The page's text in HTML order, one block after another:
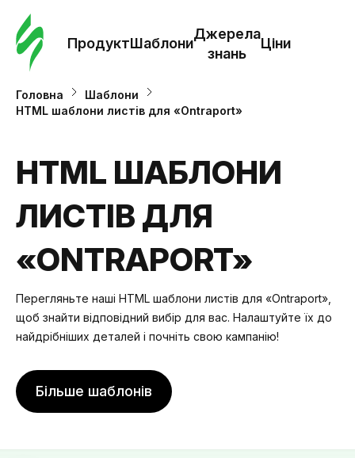
ПродуктШаблони
Джерела
знань
Ціни
Головна
Шаблони
HTML шаблони листів для «Ontraport»
HTML ШАБЛОНИ
ЛИСТІВ ДЛЯ
«ONTRAPORT»
Перегляньте наші HTML шаблони листів для «Ontraport»,
щоб знайти відповідний вибір для вас. Налаштуйте їх до
найдрібніших деталей і почніть свою кампанію!
Більше шаблонів